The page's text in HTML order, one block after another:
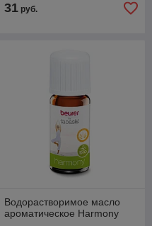
31 руб.
Водорастворимое масло
ароматическое Harmony